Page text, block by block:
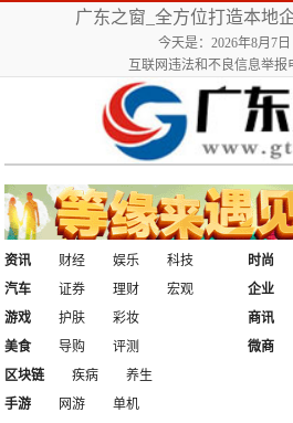
广东之窗_全方位打造本地
今天是：2026年8月7
互联网违法和不良信息举报
资讯 财经 娱乐
科技
汽车
证券 理财 宏观
时尚
企业
游戏
护肤
彩妆
美食
导购 评测
商讯
微商
区块链
疾病
养生
手游
网游 单机